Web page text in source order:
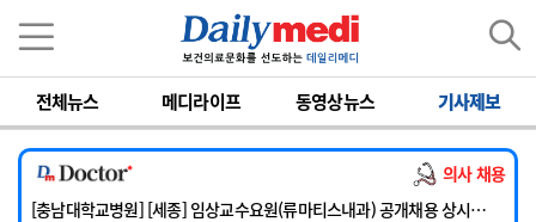
전체뉴스 메디라이프 동영상뉴스 기사제보
의사 채용
[단국대학교병원] 임상전담교원 및 전임의 초빙
[해운대부민병원] [해운대] 2026년 하반기 인턴 모집
[서울아산병원] 건강증진센터 소화기파트 건진교수 초빙
[충남대학교병원] [세종] 임상교수요원(류마티스내과) 공개채용 상시모집